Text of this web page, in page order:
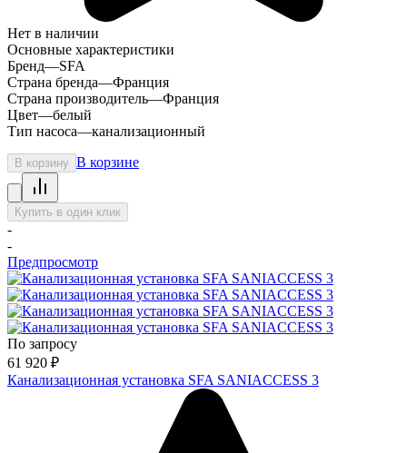
Нет в наличии
Основные характеристики
Бренд—SFA
Страна бренда—Франция
Страна производитель—Франция
Цвет—белый
Тип насоса—канализационный
В корзину В корзине
Купить в один клик
-
-
Предпросмотр
По запросу
61 920 ₽
Канализационная установка SFA SANIACCESS 3